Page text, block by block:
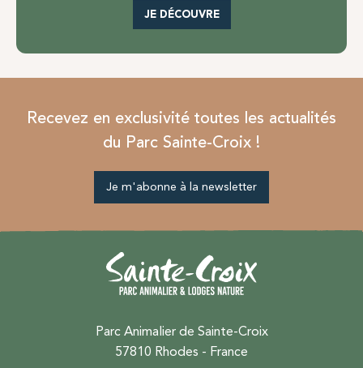
JE DÉCOUVRE
Recevez en exclusivité toutes les actualités
du Parc Sainte-Croix !
Je m'abonne à la newsletter
Parc Animalier de Sainte-Croix
57810 Rhodes - France